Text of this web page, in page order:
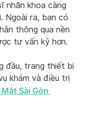
nhãn khoa càng
Ngoài ra, bạn có
thông qua nền
tư vấn kỹ hơn.
đầu, trang thiết bị
khám và điều trị
Sài Gòn